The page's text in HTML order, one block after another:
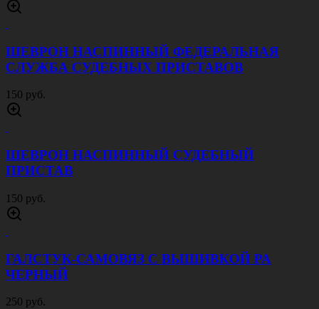
ШЕВРОН НАСПИННЫЙ ФЕДЕРАЛЬНАЯ
СЛУЖБА СУДЕБНЫХ ПРИСТАВОВ
150 руб.
ШЕВРОН НАСПИННЫЙ СУДЕБНЫЙ
ПРИСТАВ
150 руб.
ГАЛСТУК-САМОВЯЗ С ВЫШИВКОЙ РА
ЧЕРНЫЙ
250 руб.